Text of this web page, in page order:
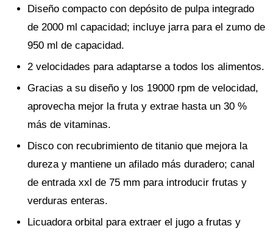
Diseño compacto con depósito de pulpa integrado
de 2000 ml capacidad; incluye jarra para el zumo de
950 ml de capacidad.
2 velocidades para adaptarse a todos los alimentos.
Gracias a su diseño y los 19000 rpm de velocidad,
aprovecha mejor la fruta y extrae hasta un 30 %
más de vitaminas.
Disco con recubrimiento de titanio que mejora la
dureza y mantiene un afilado más duradero; canal
de entrada xxl de 75 mm para introducir frutas y
verduras enteras.
Licuadora orbital para extraer el jugo a frutas y